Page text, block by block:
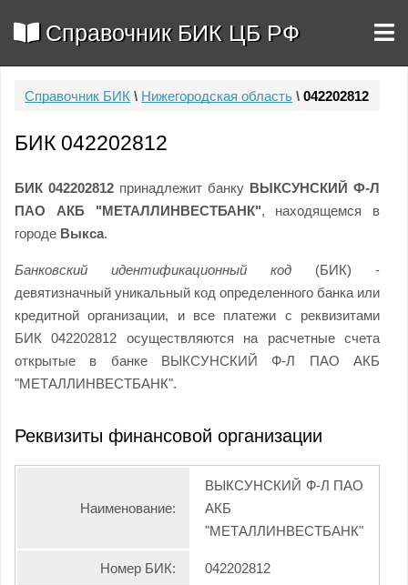
Справочник БИК ЦБ РФ
Справочник БИК \ Нижегородская область \ 042202812
БИК 042202812
БИК 042202812 принадлежит банку ВЫКСУНСКИЙ Ф-Л
ПАО АКБ "МЕТАЛЛИНВЕСТБАНК", находящемся в
городе Выкса.
Банковский идентификационный код (БИК) -
девятизначный уникальный код определенного банка или
кредитной организации, и все платежи с реквизитами
БИК 042202812 осуществляются на расчетные счета
открытые в банке ВЫКСУНСКИЙ Ф-Л ПАО АКБ
"МЕТАЛЛИНВЕСТБАНК".
Реквизиты финансовой организации
Наименование:
ВЫКСУНСКИЙ Ф-Л ПАО
АКБ
"МЕТАЛЛИНВЕСТБАНК"
Номер БИК: 042202812